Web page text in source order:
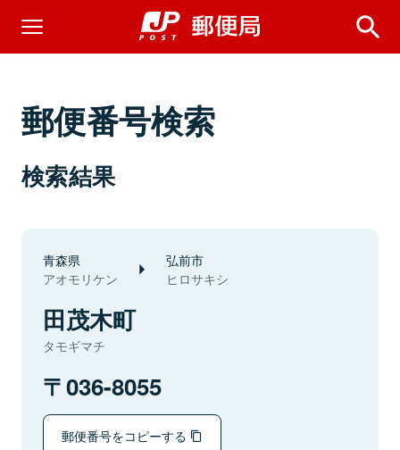
郵便番号検索
検索結果
青森県
アオモリケン
弘前市
ヒロサキシ
田茂木町
タモギマチ
036-8055
郵便番号をコピーする